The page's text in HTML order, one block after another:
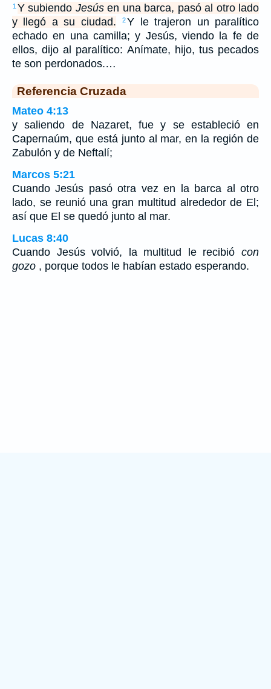
1 Y subiendo Jesúsen una barca, pasó al otro lado
y llegó a su ciudad.
2Y le trajeron un paralítico
echado en una camilla; y Jesús, viendo la fe de
ellos, dijo al paralítico: Anímate, hijo, tus pecados
te son perdonados.…
Referencia Cruzada
Mateo 4:13
y saliendo de Nazaret, fue y se estableció en
Capernaúm, que está junto al mar, en la región de
Zabulón y de Neftalí;
Marcos 5:21
Cuando Jesús pasó otra vez en la barca al otro
lado, se reunió una gran multitud alrededor de El;
así que El se quedó junto al mar.
Lucas 8:40
Cuando Jesús volvió, la multitud le recibió con
gozo , porque todos le habían estado esperando.